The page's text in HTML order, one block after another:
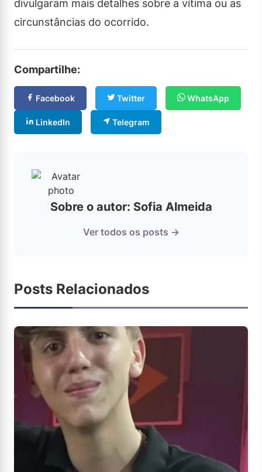
divulgaram mais detalhes sobre a vítima ou as
circunstâncias do ocorrido.
Compartilhe:
Facebook Twitter WhatsApp
LinkedIn Telegram
Sobre o autor: Sofia Almeida
Ver todos os posts →
Posts Relacionados